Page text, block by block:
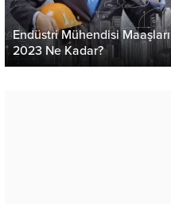
Endüstri Mühendisi Maaşları
2023 Ne Kadar?